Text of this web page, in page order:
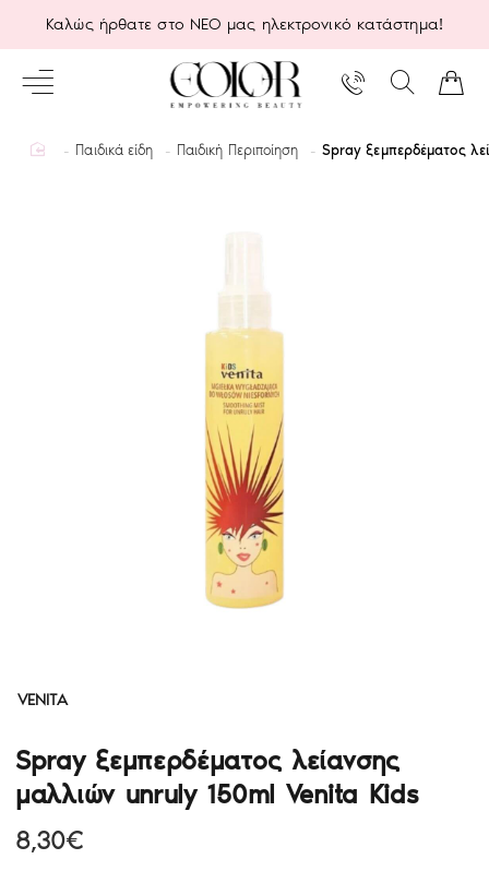
Καλώς ήρθατε στο ΝΕΟ μας ηλεκτρονικό κατάστημα!
homeΠαιδικά είδη Παιδική Περιποίηση Spray ξεμπερδέματος
VENITA
Spray ξεμπερδέματος λείανσης
μαλλιών unruly 150ml Venita Kids
8,30€